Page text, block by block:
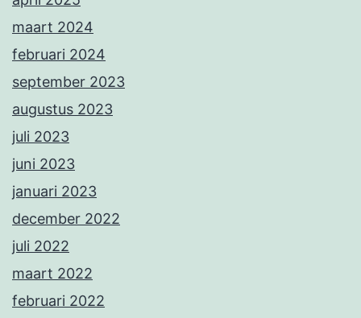
maart 2024
februari 2024
september 2023
augustus 2023
juli 2023
juni 2023
januari 2023
december 2022
juli 2022
maart 2022
februari 2022